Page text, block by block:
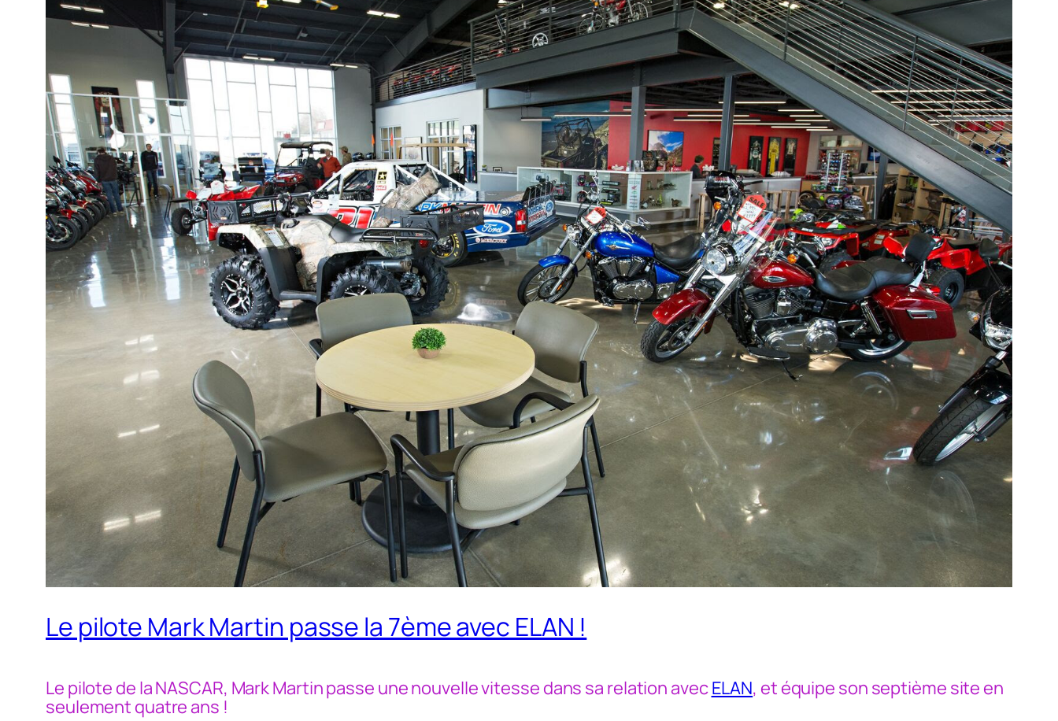
Le pilote Mark Martin passe la 7ème avec ELAN !
Le pilote de la NASCAR, Mark Martin passe une nouvelle vitesse dans sa relation avecELAN, et équipe son septième site en
seulement quatre ans !